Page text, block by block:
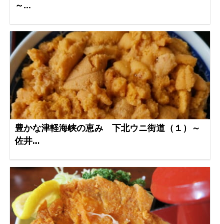
～...
豊かな津軽海峡の恵み 下北ウニ街道（１）～
佐井...